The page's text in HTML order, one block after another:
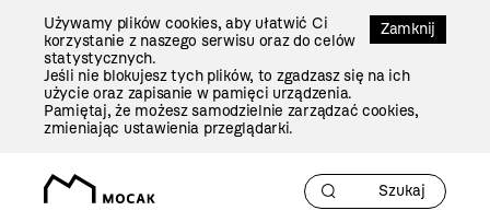
Zamknij
Używamy plików cookies, aby ułatwić Ci
korzystanie z naszego serwisu oraz do celów
statystycznych.
Jeśli nie blokujesz tych plików, to zgadzasz się na ich
użycie oraz zapisanie w pamięci urządzenia.
Pamiętaj, że możesz samodzielnie zarządzać cookies,
zmieniając ustawienia przeglądarki.